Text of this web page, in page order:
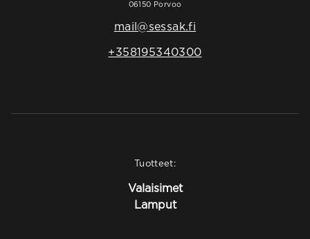
06150 Porvoo
mail@sessak.fi
+358195340300
Tuotteet:
Valaisimet
Lamput